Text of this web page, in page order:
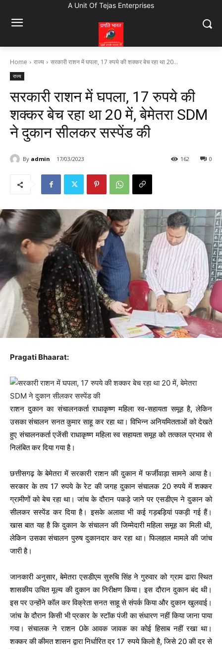
A Unit Of Tejas Enterprises
Home राज्य सरकारी राशन में घपला, 17 रुपये की शक्कर बेच रहा था 20...
राज्य
सरकारी राशन में घपला, 17 रुपये की
शक्कर बेच रहा था 20 में, बेमेतरा SDM
ने दुकान सीलकर सस्पेंड की
By admin 17/03/2023 0
162
Pragati Bhaarat:
राशन दुकान का संचालनकर्ता राधाकृष्ण महिला स्व-सहायता समूह है, लेकिन
उसका संचालन सनत कुमार साहू कर रहा था। विभिन्न अनियमितताओं को देखते
हुए संचालनकर्ता एजेंसी राधाकृष्ण महिला स्व सहायता समूह को तत्काल प्रभाव से
निलंबित कर दिया गया है।
छत्तीसगढ़ के बेमेतरा में सरकारी राशन की दुकान में फर्जीवाड़ा सामने आया है।
सरकार के तय 17 रुपये के रेट की जगह दुकान संचालक 20 रुपये में शक्कर
ग्रामीणों को बेच रहा था। जांच के दौरान पकड़े जाने पर एसडीएम ने दुकान को
सीलकर सस्पेंड कर दिया है। इसके अलावा भी कई गड़बड़ियां पकड़ी गई हैं।
खास बात यह है कि दुकान के संचालन की जिम्मेदारी महिला समूह का मिली थी,
लेकिन उसका संचालन पुरुष दुकानदार कर रहा था। फिलहाल मामले की जांच
जारी है।
जानकारी अनुसार, बेमेतरा एसडीएम सुरुचि सिंह ने गुरुवार को ग्राम ढारा स्थित
शासकीय उचित मूल्य की दुकान का निरीक्षण किया। इस दौरान दुकान बंद थी।
इस पर उन्होंने कॉल कर विक्रेता सनत साहू से संपर्क किया और दुकान खुलवाई।
जांच के दौरान किसी भी प्रकार के स्टॉक पंजी का संधारण नहीं किया जाना पाया
गया। संचालक ने राशन 0के आवक जावक का कोई हिसाब नहीं रखा था।
शक्कर की कीमत शासन द्वारा निर्धारित दर 17 रुपये किलो है, जिसे 20 की दर से